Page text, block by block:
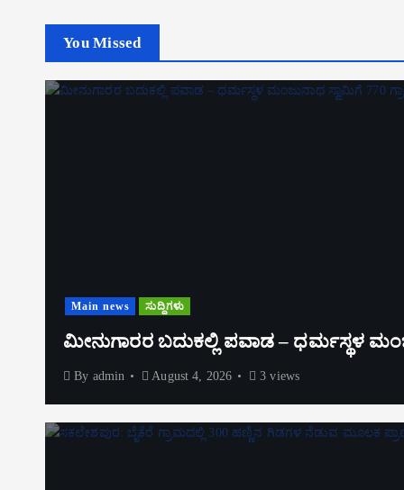
You Missed
Main news ಸುದ್ದಿಗಳು
ಮೀನುಗಾರರ ಬದುಕಲ್ಲಿ ಪವಾಡ – ಧರ್ಮಸ್ಥಳ
By admin August 4, 2026 3 views